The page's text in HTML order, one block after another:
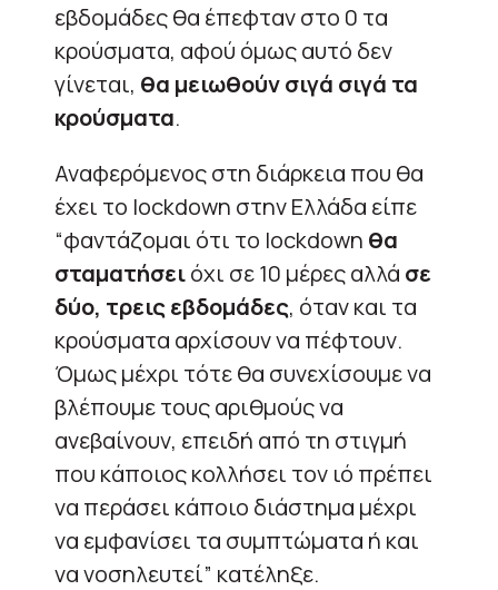
εβδομάδες θα έπεφταν στο 0 τα
κρούσματα, αφού όμως αυτό δεν
γίνεται, θα μειωθούν σιγά σιγά τα
κρούσματα.
Αναφερόμενος στη διάρκεια που θα
έχει το lockdown στην Ελλάδα είπε
“φαντάζομαι ότι το lockdown θα
σταματήσειόχι σε 10 μέρες αλλά σε
δύο, τρεις εβδομάδες, όταν και τα
κρούσματα αρχίσουν να πέφτουν.
Όμως μέχρι τότε θα συνεχίσουμε να
βλέπουμε τους αριθμούς να
ανεβαίνουν, επειδή από τη στιγμή
που κάποιος κολλήσει τον ιό πρέπει
να περάσει κάποιο διάστημα μέχρι
να εμφανίσει τα συμπτώματα ή και
να νοσηλευτεί” κατέληξε.